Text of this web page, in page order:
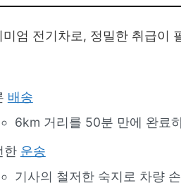
엄 전기차로, 정밀한 취급이
배송
6km 거리를 50분 만에 완료
한 운송
기사의 철저한 숙지로 차량